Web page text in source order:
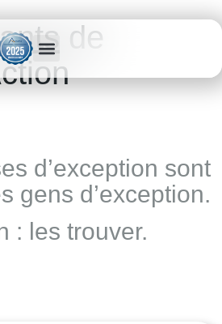
de
d’exception sont
gens d’exception.
: les trouver.